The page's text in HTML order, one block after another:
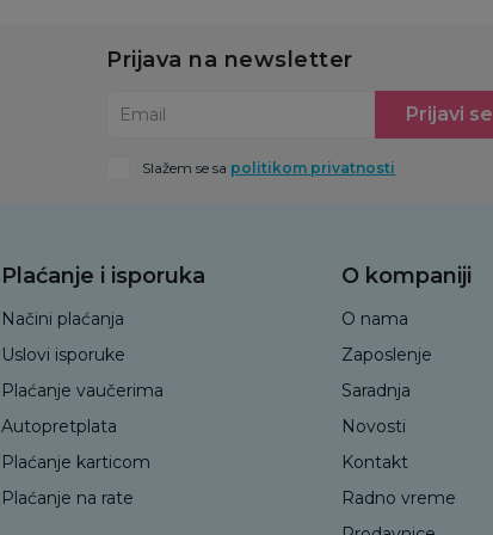
Prijava na newsletter
Email Prijavi se
Slažem se sa politikom privatnosti
Plaćanje i isporuka
Načini plaćanja
Uslovi isporuke
Plaćanje vaučerima
Autopretplata
Plaćanje karticom
Plaćanje na rate
O kompaniji
O nama
Zaposlenje
Saradnja
Novosti
Kontakt
Radno vreme